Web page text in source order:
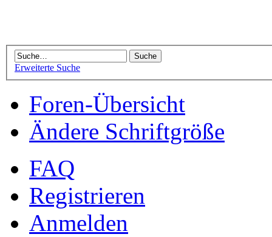
Erweiterte Suche
Foren-Übersicht
Ändere Schriftgröße
FAQ
Registrieren
Anmelden